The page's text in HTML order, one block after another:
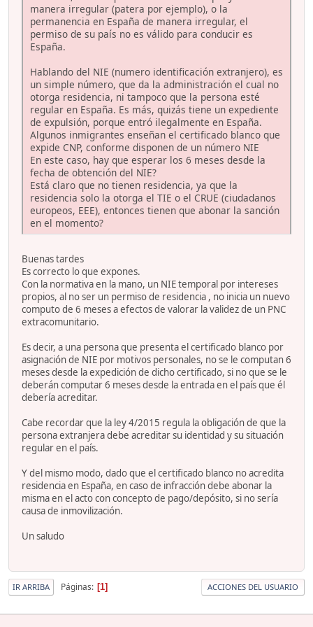
manera irregular (patera por ejemplo), o la
permanencia en España de manera irregular, el
permiso de su país no es válido para conducir es
España.
Hablando del NIE (numero identificación extranjero), es
un simple número, que da la administración el cual no
otorga residencia, ni tampoco que la persona esté
regular en España. Es más, quizás tiene un expediente
de expulsión, porque entró ilegalmente en España.
Algunos inmigrantes enseñan el certificado blanco que
expide CNP, conforme disponen de un número NIE
En este caso, hay que esperar los 6 meses desde la
fecha de obtención del NIE?
Está claro que no tienen residencia, ya que la
residencia solo la otorga el TIE o el CRUE (ciudadanos
europeos, EEE), entonces tienen que abonar la sanción
en el momento?
Buenas tardes
Es correcto lo que expones.
Con la normativa en la mano, un NIE temporal por intereses
propios, al no ser un permiso de residencia , no inicia un nuevo
computo de 6 meses a efectos de valorar la validez de un PNC
extracomunitario.
Es decir, a una persona que presenta el certificado blanco por
asignación de NIE por motivos personales, no se le computan 6
meses desde la expedición de dicho certificado, si no que se le
deberán computar 6 meses desde la entrada en el país que él
debería acreditar.
Cabe recordar que la ley 4/2015 regula la obligación de que la
persona extranjera debe acreditar su identidad y su situación
regular en el país.
Y del mismo modo, dado que el certificado blanco no acredita
residencia en España, en caso de infracción debe abonar la
misma en el acto con concepto de pago/depósito, si no sería
causa de inmovilización.
Un saludo
IR ARRIBA Páginas 1 ACCIONES DEL USUARIO